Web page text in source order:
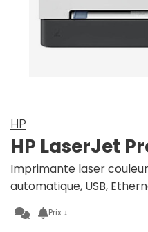
HP
HP LaserJet
Imprimante laser
automatique, USB,
Prix ↓